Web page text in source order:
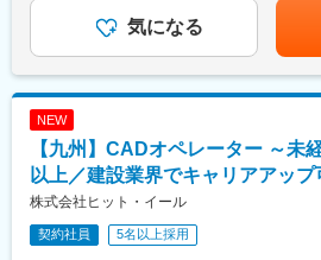
東海圏では女性社員も４割～５活躍
中退から入社されている方も多数。
ル・事務員・整備士・自衛隊など。
■残業時間に関して
所定労働時間外の受講は残業として
■知名度抜群！
当社は人材業界３位、グループ会社
BREXA Technologyの子会社のため
名度を誇ります。
■働き方
基本的に土日休みで休日出勤した際
方がほとんどです。また、建設業界
方だとサービス残業を行っている方
当社は派遣契約を結んでおり、残業
■同業他社との違い：
【スーパーゼネコンOBで現場を熟知
弊社代表者はスーパーゼネコン出身
上経験。工事の流れ・仕事の内容・
ています。
【社員とのコミュニケーション重視が
金額であり、選考を通じて上下する
は固定手当を含めた表記です。
気になる
NEW
【九州】CADオペレーター ～未
以上／建設業界でキャリアアップ
株式会社ヒット・イール
契約社員 5名以上採用